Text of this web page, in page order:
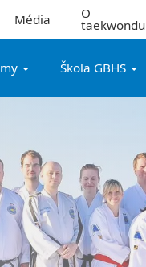
Média O
taekwondu
Škola GBHS